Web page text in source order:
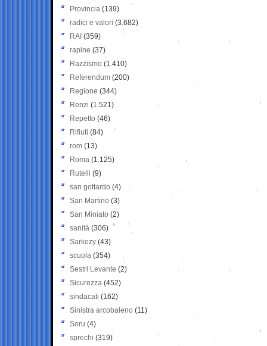
Provincia (139)
radici e valori (3.682)
RAI (359)
rapine (37)
Razzismo (1.410)
Referendum (200)
Regione (344)
Renzi (1.521)
Repetto (46)
Rifiuti (84)
rom (13)
Roma (1.125)
Rutelli (9)
san gottardo (4)
San Martino (3)
San Miniato (2)
sanità (306)
Sarkozy (43)
scuola (354)
Sestri Levante (2)
Sicurezza (452)
sindacati (162)
Sinistra arcobaleno (11)
Soru (4)
sprechi (319)